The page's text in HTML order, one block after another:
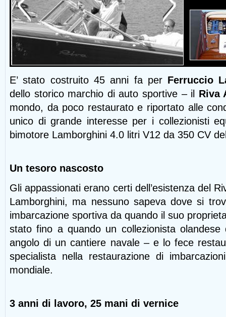
E’ stato costruito 45 anni fa per Ferruccio
dello storico marchio di auto sportive – il Riva
mondo, da poco restaurato e riportato alle
unico di grande interesse per i collezionisti
bimotore Lamborghini 4.0 litri V12 da 350 CV
Un tesoro nascosto
Gli appassionati erano certi dell’esistenza del
Lamborghini, ma nessuno sapeva dove si
imbarcazione sportiva da quando il suo
stato fino a quando un collezionista
angolo di un cantiere navale – e lo fece
specialista nella restaurazione di
mondiale.
3 anni di lavoro, 25 mani di vernice